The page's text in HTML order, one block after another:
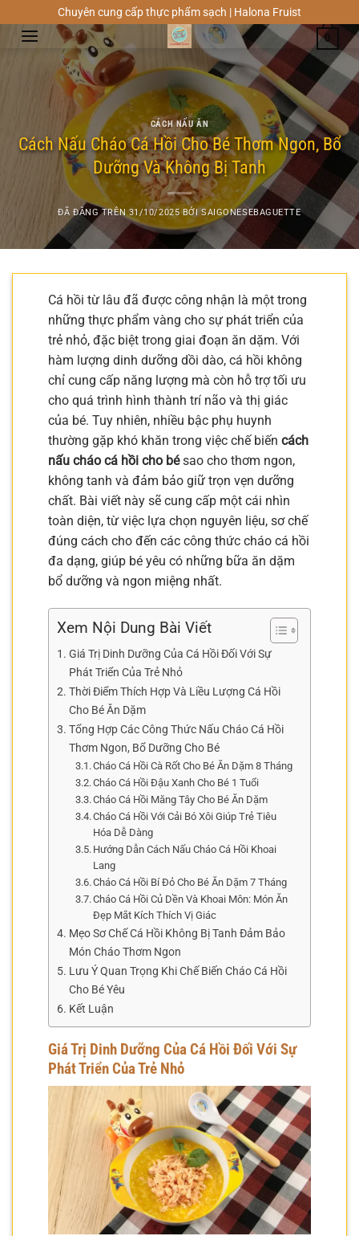
đến
Chuyên cung cấp thực phẩm sạch | Halona Fruist
0
CÁCH NẤU ĂN
Cách Nấu Cháo Cá Hồi Cho Bé Thơm Ngon, Bổ
Dưỡng Và Không Bị Tanh
ĐÃ ĐĂNG TRÊN31/10/2025 BỞISAIGONESEBAGUETTE
Cá hồi từ lâu đã được công nhận là một trong
những thực phẩm vàng cho sự phát triển của
trẻ nhỏ, đặc biệt trong giai đoạn ăn dặm. Với
hàm lượng dinh dưỡng dồi dào, cá hồi không
chỉ cung cấp năng lượng mà còn hỗ trợ tối ưu
cho quá trình hình thành trí não và thị giác
của bé. Tuy nhiên, nhiều bậc phụ huynh
thường gặp khó khăn trong việc chế biến cách
nấu cháo cá hồi cho bésao cho thơm ngon,
không tanh và đảm bảo giữ trọn vẹn dưỡng
chất. Bài viết này sẽ cung cấp một cái nhìn
toàn diện, từ việc lựa chọn nguyên liệu, sơ chế
đúng cách cho đến các công thức cháo cá hồi
đa dạng, giúp bé yêu có những bữa ăn dặm
bổ dưỡng và ngon miệng nhất.
Xem Nội Dung Bài Viết
Giá Trị Dinh Dưỡng Của Cá Hồi Đối Với Sự
Phát Triển Của Trẻ Nhỏ
Thời Điểm Thích Hợp Và Liều Lượng Cá Hồi
Cho Bé Ăn Dặm
Tổng Hợp Các Công Thức Nấu Cháo Cá Hồi
Thơm Ngon, Bổ Dưỡng Cho Bé
Cháo Cá Hồi Cà Rốt Cho Bé Ăn Dặm 8 Tháng
Cháo Cá Hồi Đậu Xanh Cho Bé 1 Tuổi
Cháo Cá Hồi Măng Tây Cho Bé Ăn Dặm
Cháo Cá Hồi Với Cải Bó Xôi Giúp Trẻ Tiêu
Hóa Dễ Dàng
Hướng Dẫn Cách Nấu Cháo Cá Hồi Khoai
Lang
Cháo Cá Hồi Bí Đỏ Cho Bé Ăn Dặm 7 Tháng
Cháo Cá Hồi Củ Dền Và Khoai Môn: Món Ăn
Đẹp Mắt Kích Thích Vị Giác
Mẹo Sơ Chế Cá Hồi Không Bị Tanh Đảm Bảo
Món Cháo Thơm Ngon
Lưu Ý Quan Trọng Khi Chế Biến Cháo Cá Hồi
Cho Bé Yêu
Kết Luận
Giá Trị Dinh Dưỡng Của Cá Hồi Đối Với Sự
Phát Triển Của Trẻ Nhỏ